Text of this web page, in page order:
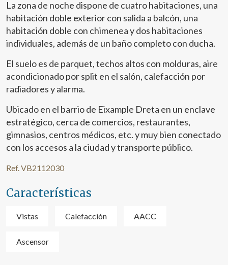
La zona de noche dispone de cuatro habitaciones, una
habitación doble exterior con salida a balcón, una
habitación doble con chimenea y dos habitaciones
individuales, además de un baño completo con ducha.
El suelo es de parquet, techos altos con molduras, aire
acondicionado por split en el salón, calefacción por
radiadores y alarma.
Ubicado en el barrio de Eixample Dreta en un enclave
estratégico, cerca de comercios, restaurantes,
gimnasios, centros médicos, etc. y muy bien conectado
con los accesos a la ciudad y transporte público.
Ref. VB2112030
Características
Vistas Calefacción AACC
Ascensor